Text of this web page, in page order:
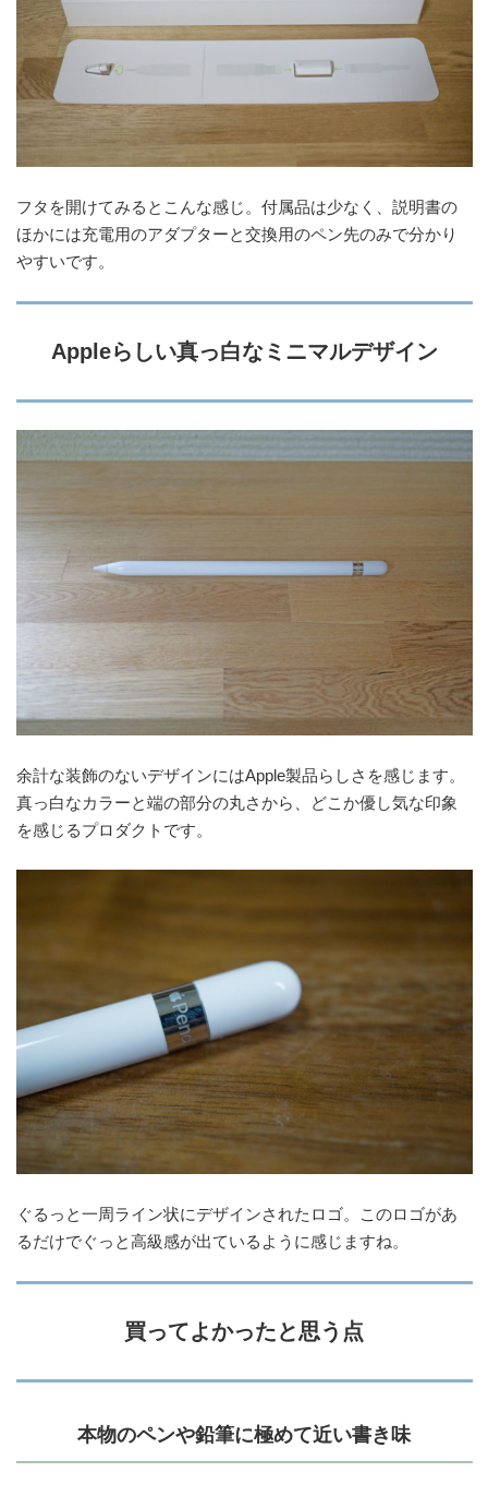
フタを開けてみるとこんな感じ。付属品は少なく、説明書の
ほかには充電用のアダプターと交換用のペン先のみで分かり
やすいです。
Appleらしい真っ白なミニマルデザイン
余計な装飾のないデザインにはApple製品らしさを感じます。
真っ白なカラーと端の部分の丸さから、どこか優し気な印象
を感じるプロダクトです。
ぐるっと一周ライン状にデザインされたロゴ。このロゴがあ
るだけでぐっと高級感が出ているように感じますね。
買ってよかったと思う点
本物のペンや鉛筆に極めて近い書き味